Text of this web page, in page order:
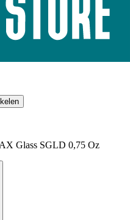
Glass SGLD 0,75 Oz